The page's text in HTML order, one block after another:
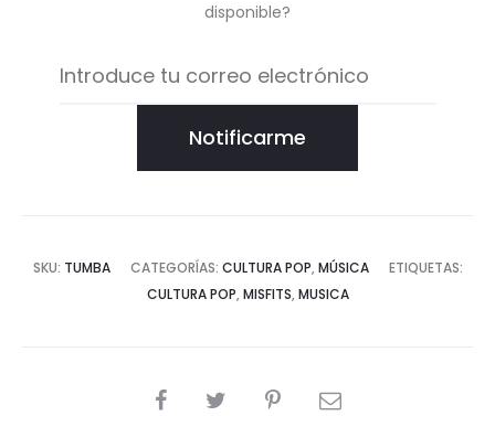
disponible?
Notificarme
SKU: TUMBA CATEGORÍAS: CULTURA POP, MÚSICA
ETIQUETAS:
CULTURA POP, MISFITS, MUSICA
COMPARTIR